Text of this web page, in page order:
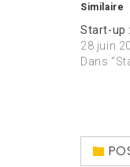
Similaire
Start-up
28 juin
Dans